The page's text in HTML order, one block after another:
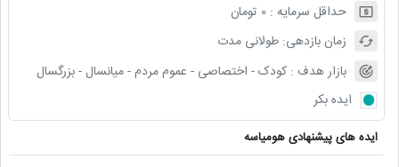
حداقل سرمایه :0 تومان
زمان بازدهی:طولانی مدت
بازار هدف :کودک - اختصاصی - عموم مردم - میانسال - بزرگسال
ایده بکر
ایده های پیشنهادی هومیاسه